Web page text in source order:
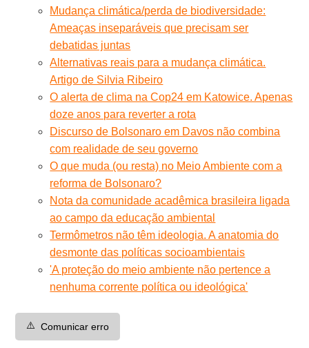
Mudança climática/perda de biodiversidade:
Ameaças inseparáveis que precisam ser
debatidas juntas
Alternativas reais para a mudança climática.
Artigo de Silvia Ribeiro
O alerta de clima na Cop24 em Katowice. Apenas
doze anos para reverter a rota
Discurso de Bolsonaro em Davos não combina
com realidade de seu governo
O que muda (ou resta) no Meio Ambiente com a
reforma de Bolsonaro?
Nota da comunidade acadêmica brasileira ligada
ao campo da educação ambiental
Termômetros não têm ideologia. A anatomia do
desmonte das políticas socioambientais
'A proteção do meio ambiente não pertence a
nenhuma corrente política ou ideológica'
⚠️ Comunicar erro